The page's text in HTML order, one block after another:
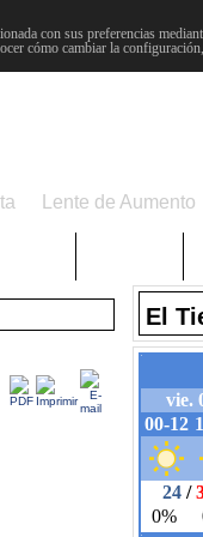
con sus preferencias
cómo cambiar la
Lente de Aumento
El